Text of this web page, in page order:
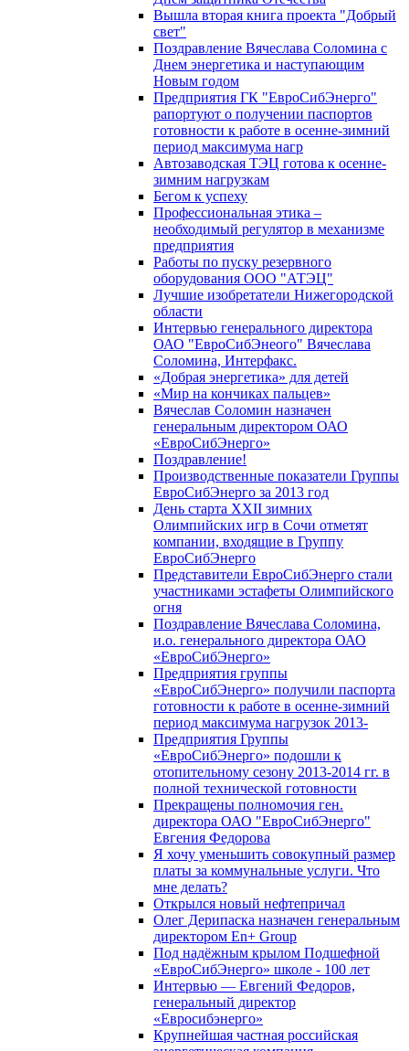
Вышла вторая книга проекта "Добрый
свет"
Поздравление Вячеслава Соломина с
Днем энергетика и наступающим
Новым годом
Предприятия ГК "ЕвроСибЭнерго"
рапортуют о получении паспортов
готовности к работе в осенне-зимний
период максимума нагр
Автозаводская ТЭЦ готова к осенне-
зимним нагрузкам
Бегом к успеху
Профессиональная этика –
необходимый регулятор в механизме
предприятия
Работы по пуску резервного
оборудования ООО "АТЭЦ"
Лучшие изобретатели Нижегородской
области
Интервью генерального директора
ОАО "ЕвроСибЭнеого" Вячеслава
Соломина, Интерфакс.
«Добрая энергетика» для детей
«Мир на кончиках пальцев»
Вячеслав Соломин назначен
генеральным директором ОАО
«ЕвроСибЭнерго»
Поздравление!
Производственные показатели Группы
ЕвроСибЭнерго за 2013 год
День старта XXII зимних
Олимпийских игр в Сочи отметят
компании, входящие в Группу
ЕвроСибЭнерго
Представители ЕвроСибЭнерго стали
участниками эстафеты Олимпийского
огня
Поздравление Вячеслава Соломина,
и.о. генерального директора ОАО
«ЕвроСибЭнерго»
Предприятия группы
«ЕвроСибЭнерго» получили паспорта
готовности к работе в осенне-зимний
период максимума нагрузок 2013-
Предприятия Группы
«ЕвроСибЭнерго» подошли к
отопительному сезону 2013-2014 гг. в
полной технической готовности
Прекращены полномочия ген.
директора ОАО "ЕвроСибЭнерго"
Евгения Федорова
Я хочу уменьшить совокупный размер
платы за коммунальные услуги. Что
мне делать?
Открылся новый нефтепричал
Олег Дерипаска назначен генеральным
директором En+ Group
Под надёжным крылом Подшефной
«ЕвроСибЭнерго» школе - 100 лет
Интервью — Евгений Федоров,
генеральный директор
«Евросибэнерго»
Крупнейшая частная российская